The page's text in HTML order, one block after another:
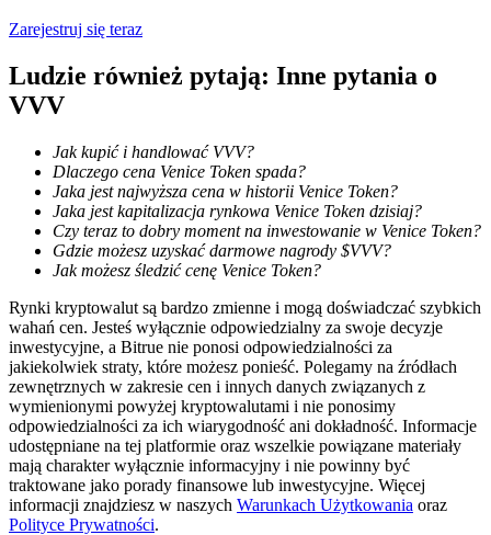
Blokady BTR
Ekskluzywne inwestycje dla posiadaczy BTR
Pożyczki
Usługa pożyczek wspieranych kryptowalutami
Zarejestruj się teraz
Ludzie również pytają: Inne pytania o
VVV
Jak kupić i handlować VVV?
Dlaczego cena Venice Token spada?
Jaka jest najwyższa cena w historii Venice Token?
Jaka jest kapitalizacja rynkowa Venice Token dzisiaj?
Czy teraz to dobry moment na inwestowanie w Venice Token?
Gdzie możesz uzyskać darmowe nagrody $VVV?
Jak możesz śledzić cenę Venice Token?
Rynki kryptowalut są bardzo zmienne i mogą doświadczać szybkich
wahań cen. Jesteś wyłącznie odpowiedzialny za swoje decyzje
inwestycyjne, a Bitrue nie ponosi odpowiedzialności za
jakiekolwiek straty, które możesz ponieść. Polegamy na źródłach
zewnętrznych w zakresie cen i innych danych związanych z
wymienionymi powyżej kryptowalutami i nie ponosimy
odpowiedzialności za ich wiarygodność ani dokładność. Informacje
udostępniane na tej platformie oraz wszelkie powiązane materiały
mają charakter wyłącznie informacyjny i nie powinny być
traktowane jako porady finansowe lub inwestycyjne. Więcej
informacji znajdziesz w naszych Warunkach Użytkowania oraz
Polityce Prywatności.